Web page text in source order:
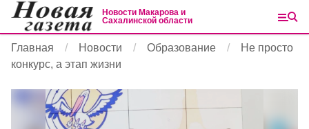
Новости Макарова и
Сахалинской области
Главная Новости Образование
Не просто
конкурс, а этап жизни